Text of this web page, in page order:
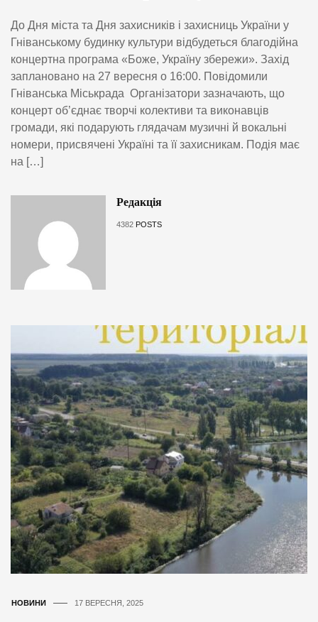
До Дня міста та Дня захисників і захисниць України у
Гніванському будинку культури відбудеться благодійна
концертна програма «Боже, Україну збережи». Захід
заплановано на 27 вересня о 16:00. Повідомили
Гніванська Міськрада Організатори зазначають, що
концерт об’єднає творчі колективи та виконавців
громади, які подарують глядачам музичні й вокальні
номери, присвячені Україні та її захисникам. Подія має
на […]
Редакція
4382 POSTS
НОВИНИ 17 ВЕРЕСНЯ, 2025